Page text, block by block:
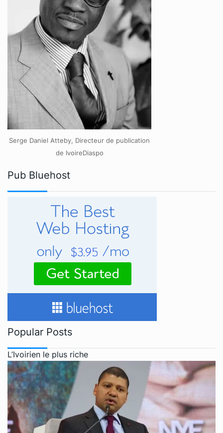
Serge Daniel Atteby, Directeur de publication
de IvoireDiaspo
Pub Bluehost
Popular Posts
L’Ivoirien le plus riche